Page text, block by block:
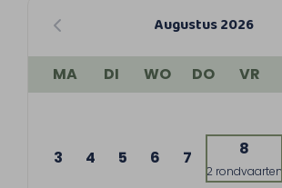
Augustus 2026
MA DI WO DO VR
3 4 5 6 7 8
2 rondvaarten